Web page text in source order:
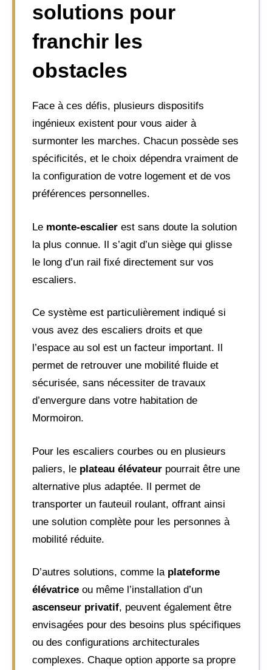
solutions pour
franchir les
obstacles
Face à ces défis, plusieurs dispositifs
ingénieux existent pour vous aider à
surmonter les marches. Chacun possède ses
spécificités, et le choix dépendra vraiment de
la configuration de votre logement et de vos
préférences personnelles.
Le monte-escalier est sans doute la solution
la plus connue. Il s’agit d’un siège qui glisse
le long d’un rail fixé directement sur vos
escaliers.
Ce système est particulièrement indiqué si
vous avez des escaliers droits et que
l’espace au sol est un facteur important. Il
permet de retrouver une mobilité fluide et
sécurisée, sans nécessiter de travaux
d’envergure dans votre habitation de
Mormoiron.
Pour les escaliers courbes ou en plusieurs
paliers, le plateau élévateur pourrait être une
alternative plus adaptée. Il permet de
transporter un fauteuil roulant, offrant ainsi
une solution complète pour les personnes à
mobilité réduite.
D’autres solutions, comme la plateforme
élévatrice ou même l’installation d’un
ascenseur privatif, peuvent également être
envisagées pour des besoins plus spécifiques
ou des configurations architecturales
complexes. Chaque option apporte sa propre